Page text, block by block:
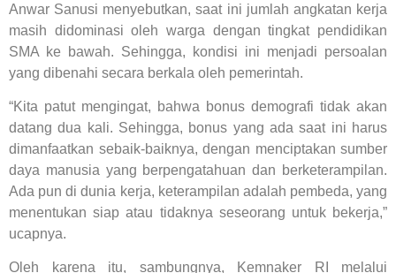
Anwar Sanusi menyebutkan, saat ini jumlah angkatan kerja
masih didominasi oleh warga dengan tingkat pendidikan
SMA ke bawah. Sehingga, kondisi ini menjadi persoalan
yang dibenahi secara berkala oleh pemerintah.
“Kita patut mengingat, bahwa bonus demografi tidak akan
datang dua kali. Sehingga, bonus yang ada saat ini harus
dimanfaatkan sebaik-baiknya, dengan menciptakan sumber
daya manusia yang berpengatahuan dan berketerampilan.
Ada pun di dunia kerja, keterampilan adalah pembeda, yang
menentukan siap atau tidaknya seseorang untuk bekerja,”
ucapnya.
Oleh karena itu, sambungnya, Kemnaker RI melalui